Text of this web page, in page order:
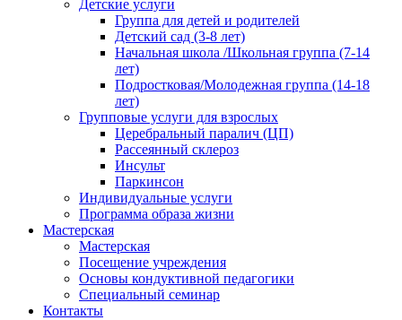
Детские услуги
Группа для детей и родителей
Детский сад (3-8 лет)
Начальная школа /Школьная группа (7-14
лет)
Подростковая/Молодежная группа (14-18
лет)
Групповые услуги для взрослых
Церебральный паралич (ЦП)
Рассеянный склероз
Инсульт
Паркинсон
Индивидуальные услуги
Программа образа жизни
Мастерская
Мастерская
Посещение учреждения
Основы кондуктивной педагогики
Специальный семинар
Контакты